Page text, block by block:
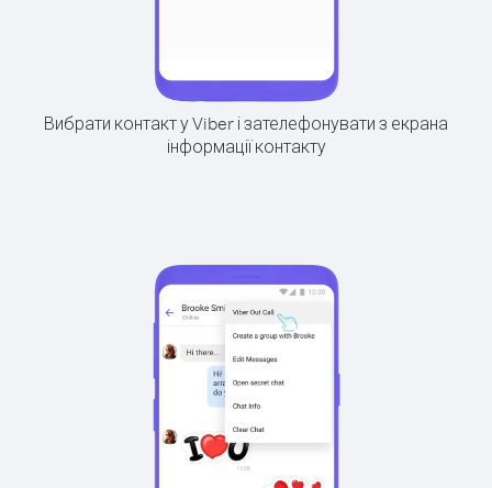
Вибрати контакт у Viber і зателефонувати з екрана
інформації контакту